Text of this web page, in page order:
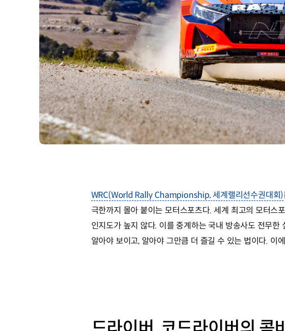
WRC(World Rally Championship, 세계랠리선수권대회)
극한까지 몰아 붙이는 모터스포츠다. 세계 최고의 모터스
인지도가 높지 않다. 이를 중계하는 국내 방송사도 전무
알아야 보이고, 알아야 그만큼 더 즐길 수 있는 법이다. 이